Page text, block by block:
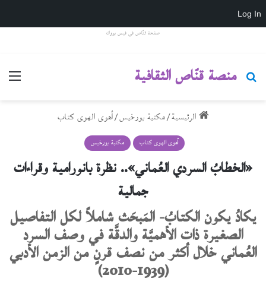
Log In
صفحة قنّاص في فيس بووك
منصة قنّاص الثقافية
بحث عن
الرئيسية/مكتبة بورخيس/أهوى الهوى كتاب
أهوى الهوى كتاب مكتبة بورخيس
«الخطابُ السردي العُماني».. نظرة بانورامية وقراءات
جمالية
يكادُ يكون الكتابُ- المَبحَث شاملاً لكل التفاصيل
الصغيرة ذات الأهميَّة والدقَّة في وصف السرد
العُماني خلال أكثر من نصف قرنٍ من الزمن الأدبي
(1939-2010)